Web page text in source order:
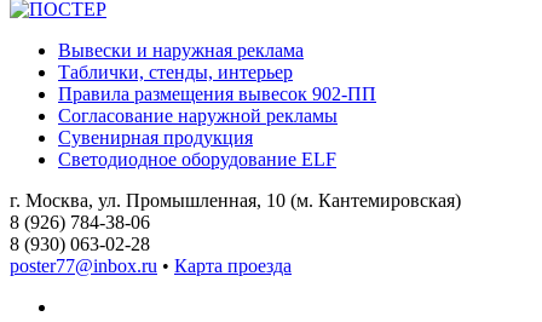
Вывески и наружная реклама
Таблички, стенды, интерьер
Правила размещения вывесок 902-ПП
Согласование наружной рекламы
Сувенирная продукция
Светодиодное оборудование ELF
г. Москва, ул. Промышленная, 10 (м. Кантемировская)
8 (926) 784-38-06
8 (930) 063-02-28
poster77@inbox.ru • Карта проезда